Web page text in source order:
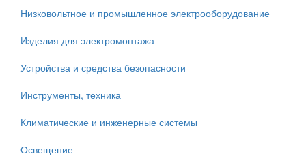
Низковольтное и промышленное электрооборудование
Изделия для электромонтажа
Устройства и средства безопасности
Инструменты, техника
Климатические и инженерные системы
Освещение